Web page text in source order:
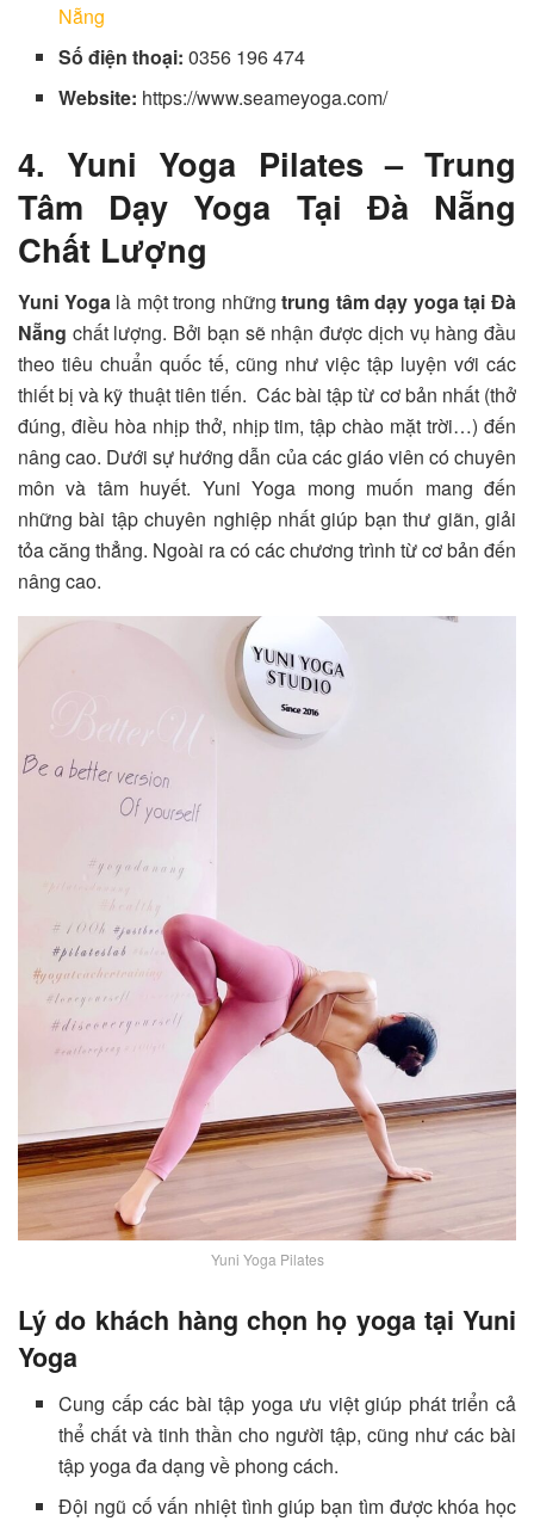
Nẵng
Số điện thoại:0356 196 474
Website: https://www.seameyoga.com/
4. Yuni Yoga Pilates – Trung
Tâm Dạy Yoga Tại Đà Nẵng
Chất Lượng
Yuni Yogalà một trong nhữngtrung tâm dạy yoga tại Đà
Nẵng chất lượng. Bởi bạn sẽ nhận được dịch vụ hàng đầu
theo tiêu chuẩn quốc tế, cũng như việc tập luyện với các
thiết bị và kỹ thuật tiên tiến. Các bài tập từ cơ bản nhất (thở
đúng, điều hòa nhịp thở, nhịp tim, tập chào mặt trời…) đến
nâng cao. Dưới sự hướng dẫn của các giáo viên có chuyên
môn và tâm huyết. Yuni Yoga mong muốn mang đến
những bài tập chuyên nghiệp nhất giúp bạn thư giãn, giải
tỏa căng thẳng. Ngoài ra có các chương trình từ cơ bản đến
nâng cao.
Yuni Yoga Pilates
Lý do khách hàng chọn họ yoga tại Yuni
Yoga
Cung cấp các bài tập yoga ưu việt giúp phát triển cả
thể chất và tinh thần cho người tập, cũng như các bài
tập yoga đa dạng về phong cách.
Đội ngũ cố vấn nhiệt tình giúp bạn tìm được khóa học